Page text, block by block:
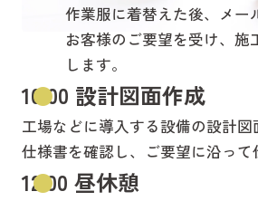
作業服に着替えた後、メー
お客様のご要望を受け、施
します。
10:00 設計図面作成
工場などに導入する設備の設計図
仕様書を確認し、ご要望に沿って
12:00 昼休憩